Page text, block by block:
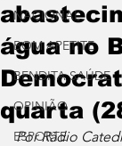
NACIONAL
BOM APETITE
BENDITA SAÚDE
OPINIÃO
ESPORTE
água no
quarta
Por Rádio